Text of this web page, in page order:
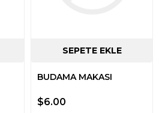
BUDAMA MAKASI
$6.00